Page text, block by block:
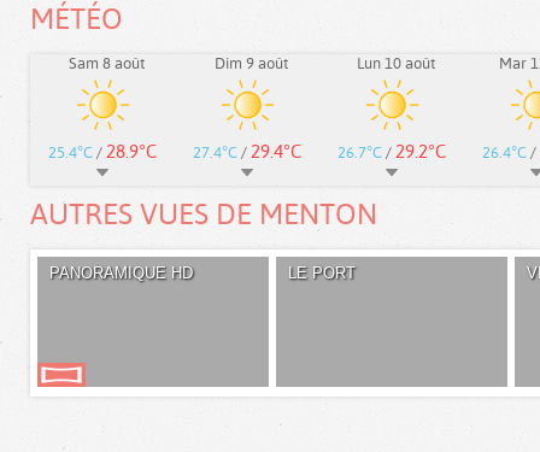
MÉTÉO
Sam 8 août
25.4°C / 28.9°C
Dim 9 août
27.4°C / 29.4°C
Lun 10 août
26.7°C / 29.2°C
Mar
26.4°C /
AUTRES VUES DE MENTON
PANORAMIQUE HD LE PORT